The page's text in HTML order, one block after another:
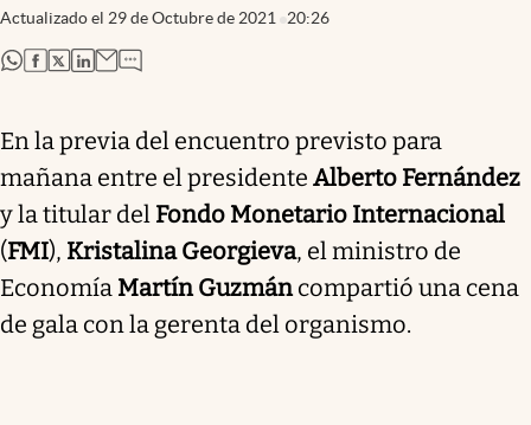
Actualizado el 29 de Octubre de 2021 20:26
abre en nueva pestaña
abre en nueva pestaña
abre en nueva pestaña
abre en nueva pestaña
En la previa del encuentro previsto para
mañana entre el presidente Alberto Fernández
y la titular del Fondo Monetario Internacional
(FMI), Kristalina Georgieva, el ministro de
Economía Martín Guzmáncompartió una cena
de gala con la gerenta del organismo.